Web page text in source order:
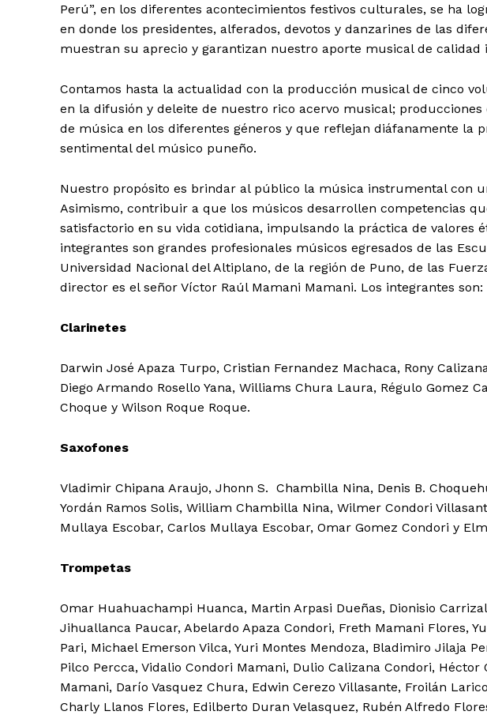
Perú”, en los diferentes acontecimientos festivos culturales, se ha
en donde los presidentes, alferados, devotos y danzarines de las
muestran su aprecio y garantizan nuestro aporte musical de calidad
Contamos hasta la actualidad con la producción musical de cinco
en la difusión y deleite de nuestro rico acervo musical;
de música en los diferentes géneros y que reflejan diáfanamente la
sentimental del músico puneño.
Nuestro propósito es brindar al público la música instrumental con
Asimismo, contribuir a que los músicos desarrollen competencias
satisfactorio en su vida cotidiana, impulsando la práctica de valores
integrantes son grandes profesionales músicos egresados de las
Universidad Nacional del Altiplano, de la región de Puno, de las
director es el señor Víctor Raúl Mamani Mamani. Los integrantes son:
Clarinetes
Darwin José Apaza Turpo, Cristian Fernandez Machaca, Rony
Diego Armando Rosello Yana, Williams Chura Laura, Régulo Gomez
Choque y Wilson Roque Roque.
Saxofones
Vladimir Chipana Araujo, Jhonn S. Chambilla Nina, Denis B.
Yordán Ramos Solis, William Chambilla Nina, Wilmer Condori
Mullaya Escobar, Carlos Mullaya Escobar, Omar Gomez Condori y
Trompetas
Omar Huahuachampi Huanca, Martin Arpasi Dueñas, Dionisio
Jihuallanca Paucar, Abelardo Apaza Condori, Freth Mamani Flores,
Pari, Michael Emerson Vilca, Yuri Montes Mendoza, Bladimiro Jilaja
Pilco Percca, Vidalio Condori Mamani, Dulio Calizana Condori, Héctor
Mamani, Darío Vasquez Chura, Edwin Cerezo Villasante, Froilán
Charly Llanos Flores, Edilberto Duran Velasquez, Rubén Alfredo